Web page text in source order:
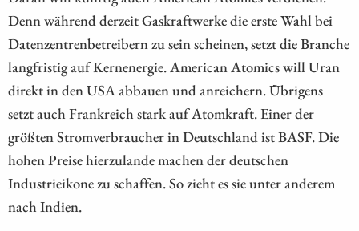
Denn während derzeit Gaskraftwerke die erste Wahl bei
Datenzentrenbetreibern zu sein scheinen, setzt die Branche
langfristig auf Kernenergie. American Atomics will Uran
direkt in den USA abbauen und anreichern. Übrigens
setzt auch Frankreich stark auf Atomkraft. Einer der
größten Stromverbraucher in Deutschland ist BASF. Die
hohen Preise hierzulande machen der deutschen
Industrieikone zu schaffen. So zieht es sie unter anderem
nach Indien.